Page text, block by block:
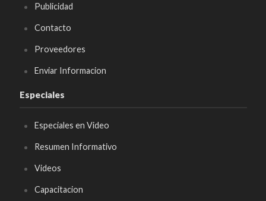
Publicidad
Contacto
Proveedores
Enviar Informacion
Especiales
Especiales en Video
Resumen Informativo
Videos
Capacitacion